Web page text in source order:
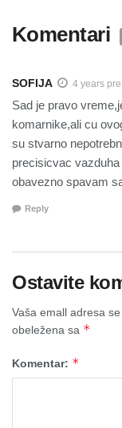
Komentari
SOFIJA 4 years pre
Sad je pravo
komarnike,ali cu
su stvarno
precisicvac
obavezno spavam
Reply
Ostavite
Vaša emall adresa
obeležena sa *
Komentar: *